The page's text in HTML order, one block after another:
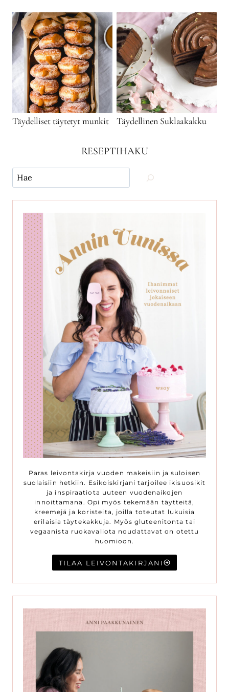
Täydelliset täytetyt munkit Täydellinen Suklaakakku
RESEPTIHAKU
Käytä
hakua
ja
etsi
reseptejä
Paras leivontakirja vuoden makeisiin ja suloisen
suolaisiin hetkiin. Esikoiskirjani tarjoilee ikisuosikit
ja inspiraatiota uuteen vuodenaikojen
innoittamana. Opi myös tekemään täytteitä,
kreemejä ja koristeita, joilla toteutat lukuisia
erilaisia täytekakkuja. Myös gluteenitonta tai
vegaanista ruokavaliota noudattavat on otettu
huomioon.
TILAA LEIVONTAKIRJANI